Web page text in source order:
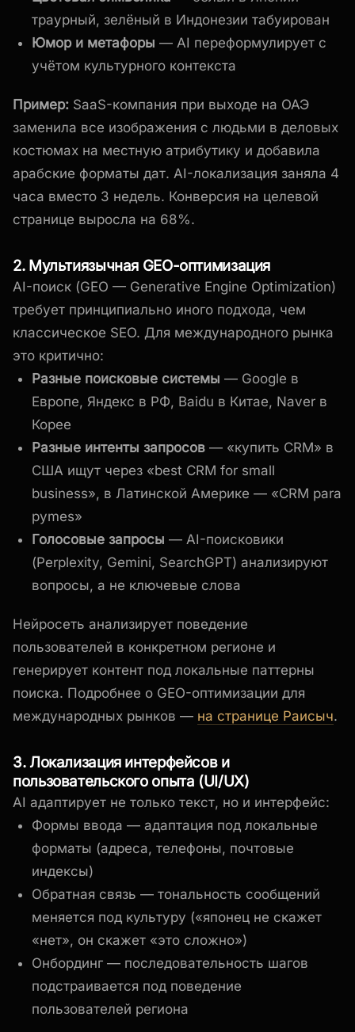
траурный, зелёный в Индонезии табуирован
Юмор и метафоры — AI переформулирует с
учётом культурного контекста
Пример: SaaS-компания при выходе на ОАЭ
заменила все изображения с людьми в деловых
костюмах на местную атрибутику и добавила
арабские форматы дат. AI-локализация заняла 4
часа вместо 3 недель. Конверсия на целевой
странице выросла на 68%.
2. Мультиязычная GEO-оптимизация
AI-поиск (GEO — Generative Engine Optimization)
требует принципиально иного подхода, чем
классическое SEO. Для международного рынка
это критично:
Разные поисковые системы — Google в
Европе, Яндекс в РФ, Baidu в Китае, Naver в
Корее
Разные интенты запросов — «купить CRM» в
США ищут через «best CRM for small
business», в Латинской Америке — «CRM para
pymes»
Голосовые запросы — AI-поисковики
(Perplexity, Gemini, SearchGPT) анализируют
вопросы, а не ключевые слова
Нейросеть анализирует поведение
пользователей в конкретном регионе и
генерирует контент под локальные паттерны
поиска. Подробнее о GEO-оптимизации для
международных рынков — на странице Раисыч.
3. Локализация интерфейсов и
пользовательского опыта (UI/UX)
AI адаптирует не только текст, но и интерфейс:
Формы ввода — адаптация под локальные
форматы (адреса, телефоны, почтовые
индексы)
Обратная связь — тональность сообщений
меняется под культуру («японец не скажет
«нет», он скажет «это сложно»)
Онбординг — последовательность шагов
подстраивается под поведение
пользователей региона